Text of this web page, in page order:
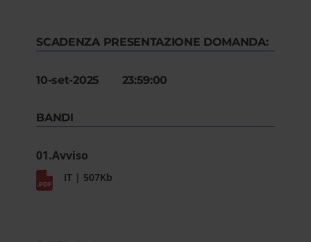
SCADENZA PRESENTAZIONE DOMANDA:
10-set-2025 23:59:00
BANDI
01.Avviso
IT | 507Kb